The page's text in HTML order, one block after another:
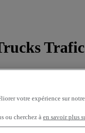
Trafic
votre expérience sur
ou cherchez à en savoir plus